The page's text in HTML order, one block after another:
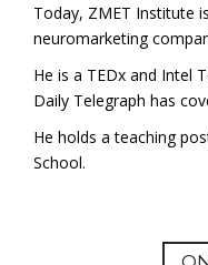
Today, ZMET Institute
neuromarketing
He is a TEDx and Intel
Daily Telegraph has
He holds a teaching
School.